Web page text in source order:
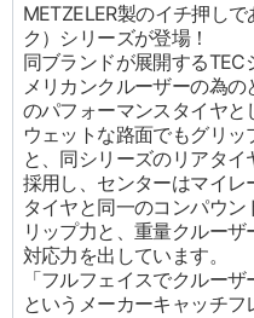
METZELER製のイチ押し
ク）シリーズが登場！
同ブランドが展開する
メリカンクルーザーの為
のパフォーマンスタイヤと
ウェットな路面でもグリ
と、同シリーズのリアタ
採用し、センターはマイレ
タイヤと同一のコンパウ
リップ力と、重量クルー
対応力を出しています。
「フルフェイスでクルーザ
というメーカーキャッチフ